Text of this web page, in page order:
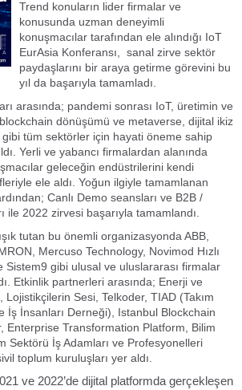
Trend konuların lider firmalar ve
konusunda uzman deneyimli
konuşmacılar tarafından ele alındığı IoT
EurAsia Konferansı, sanal zirve sektör
paydaşlarını bir araya getirme görevini bu
yıl da başarıyla tamamladı.
arasında; pandemi sonrası IoT, üretimin ve
dönüşümü ve metaverse, dijital ikiz
tüm sektörler için hayati öneme sahip
Yerli ve yabancı firmalardan alanında
geleceğin endüstrilerini kendi
ele aldı. Yoğun ilgiyle tamamlanan
Canlı Demo seansları ve B2B /
ile 2022 zirvesi başarıyla tamamlandı.
tutan bu önemli organizasyonda ABB,
Mercuso Technology, Novimod Hızlı
Sistem9 gibi ulusal ve uluslararası firmalar
Etkinlik partnerleri arasında; Enerji ve
Lojistikçilerin Sesi, Telkoder, TIAD (Takım
İş İnsanları Derneği), Istanbul Blockchain
Enterprise Transformation Platform, Bilim
Sektörü İş Adamları ve Profesyonelleri
toplum kuruluşları yer aldı.
ve 2022’de dijital platformda gerçekleşen